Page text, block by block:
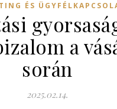
ÉS
a
során
2025.02.14.